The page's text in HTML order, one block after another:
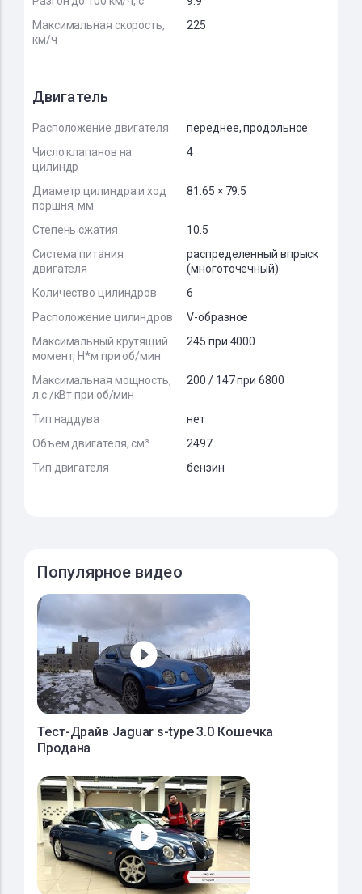
Максимальная скорость,
км/ч
225
Двигатель
Расположение двигателя
переднее, продольное
Число клапанов на
цилиндр
4
Диаметр цилиндра и ход
поршня, мм
81.65 × 79.5
Степень сжатия
10.5
Система питания
двигателя
распределенный впрыск
(многоточечный)
Количество цилиндров
6
Расположение цилиндров
V-образное
Максимальный крутящий
момент, Н*м при об/мин
245 при 4000
Максимальная мощность,
л.с./кВт при об/мин
200 / 147 при 6800
Тип наддува
нет
Объем двигателя, см³
2497
Тип двигателя
бензин
Популярное видео
Тест-Драйв Jaguar s-type 3.0 Кошечка
Продана